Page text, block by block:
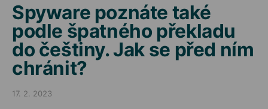
Spyware poznáte také
podle špatného překladu
do češtiny. Jak se před ním
chránit?
Posted on
17. 2. 2023